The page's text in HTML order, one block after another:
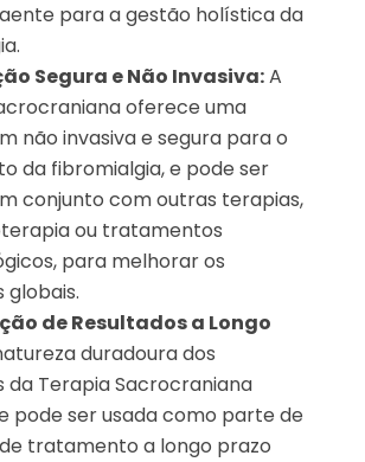
para a gestão holística da
Segura e Não Invasiva:A
oferece uma
não invasiva e segura para o
da fibromialgia, e pode ser
conjunto com outras terapias,
ou tratamentos
para melhorar os
globais.
de Resultados a Longo
duradoura dos
da Terapia Sacrocraniana
pode ser usada como parte de
tratamento a longo prazo